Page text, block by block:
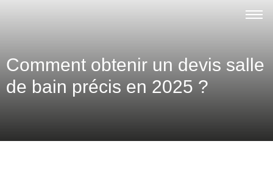
Comment obtenir un devis salle
de bain précis en 2025 ?